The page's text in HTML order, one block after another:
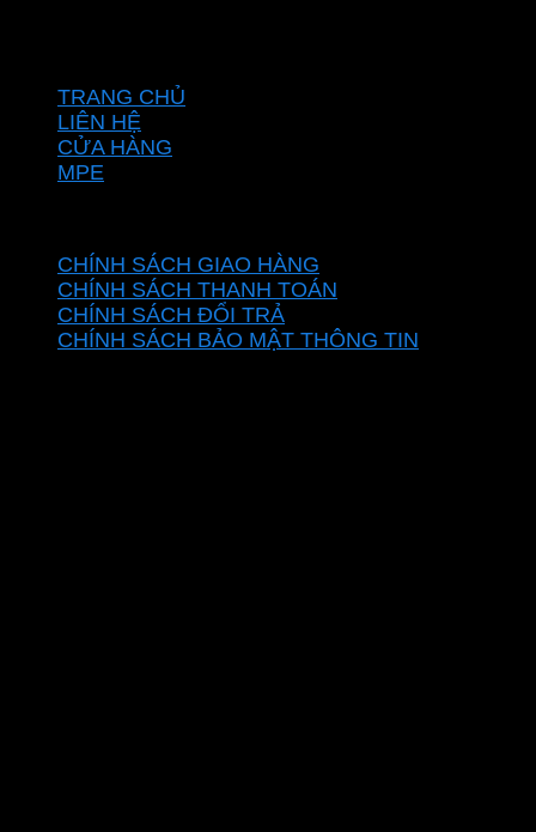
TRANG CHỦ
LIÊN HỆ
CỬA HÀNG
MPE
CHÍNH SÁCH GIAO HÀNG
CHÍNH SÁCH THANH TOÁN
CHÍNH SÁCH ĐỔI TRẢ
CHÍNH SÁCH BẢO MẬT THÔNG TIN